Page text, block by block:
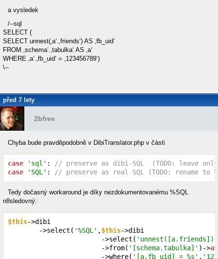
a vysledek
/--sql
SELECT (
SELECT unnest(‚a‘.‚friends‘) AS ‚fb_uid‘
FROM ‚schema‘.‚tabulka‘ AS ‚a‘
WHERE ‚a‘.‚fb_uid‘ = ‚123456789‘)
\--
před 7 lety
2bfree
Chyba bude pravděpodobně v DibiTranslator.php v části
case 'sql' :
// preserve as dibi-SQL  (TODO: leave only
case
'SQL' : // preserve as real SQL (TODO: rename to
Tedy dočasný workaround je díky nezdokumentovanému %SQL
n8sledovný:
$this->dibi
        ->select(
'%SQL' ,$this->dibi
                        ->select(
'unnest([a.friends])'
                        ->from(
'[schema.tabulka]' )->as
                        ->where(
'[a.fb_uid] = %s' ,